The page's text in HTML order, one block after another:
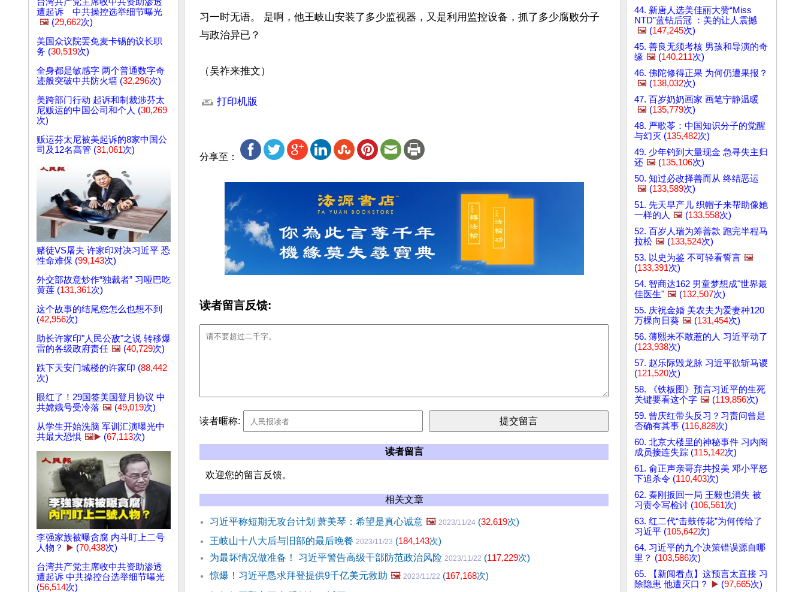
遭起诉 中共操控选举细节曝光
🖼️ (29,662次)
美国众议院罢免麦卡锡的议长职
务 (30,519次)
全身都是敏感字 两个普通数字奇
迹般突破中共防火墙 (32,296次)
美跨部门行动 起诉和制裁涉芬太
尼贩运的中国公司和个人 (30,269
次)
贩运芬太尼被美起诉的8家中国公
司及12名高管 (31,061次)
赌徒VS屠夫 许家印对决习近平 恐
性命难保 (99,143次)
外交部故意炒作“独裁者” 习哑巴吃
黄莲 (131,361次)
这个故事的结尾您怎么也想不到
(42,956次)
助长许家印"人民公敌"之说 转移爆
雷的各级政府责任 🖼️ (40,729次)
跌下天安门城楼的许家印 (88,442
次)
眼红了！29国签美国登月协议 中
共嫦娥号受冷落 🖼️ (49,019次)
从学生开始洗脑 军训汇演曝光中
共最大恐惧 🖼️▶️ (67,113次)
李强家族被曝贪腐 内斗盯上二号
人物？
▶️ (70,438次)
台湾共产党主席收中共资助渗透
遭起诉 中共操控台选举细节曝光
(56,514次)
习一时无语。 是啊，他王岐山安装了多少监视器，又是利用监控设备，抓了多少腐败分子
与政治异已？
（吴祚来推文）
打印机版
分享至：
读者留言反馈:
读者暱称:
读者留言
欢迎您的留言反馈。
相关文章
习近平称短期无攻台计划 萧美琴：希望是真心诚意 🖼️ 2023/11/24 (32,619次)
王岐山十八大后与旧部的最后晚餐 2023/11/23 (184,143次)
为最坏情况做准备！ 习近平警告高级干部防范政治风险 2023/11/22 (117,229次)
惊爆！习近平恳求拜登提供9千亿美元救助 🖼️ 2023/11/22 (167,168次)
44. 新唐人选美佳丽大赞“Miss
NTD”蓝钻后冠 ：美的让人震撼
🖼️ (147,245次)
45. 善良无须考核 男孩和导演的奇
缘 🖼️ (140,211次)
46. 佛陀修得正果 为何仍遭果报？
🖼️ (138,032次)
47. 百岁奶奶画家 画笔宁静温暖
🖼️ (135,779次)
48. 严歌苓：中国知识分子的觉醒
与幻灭 (135,482次)
49. 少年钓到大量现金 急寻失主归
还 🖼️ (135,106次)
50. 知过必改择善而从 终结恶运
🖼️ (133,589次)
51. 先天早产儿 织帽子来帮助像她
一样的人 🖼️ (133,558次)
52. 百岁人瑞为筹善款 跑完半程马
拉松 🖼️ (133,524次)
53. 以史为鉴 不可轻看誓言 🖼️
(133,391次)
54. 智商达162 男童梦想成"世界最
佳医生" 🖼️ (132,507次)
55. 庆祝金婚 美农夫为爱妻种120
万棵向日葵 🖼️ (131,454次)
56. 薄熙来不敢惹的人 习近平动了
(123,938次)
57. 赵乐际毁龙脉 习近平欲斩马谡
(121,520次)
58. 《铁板图》预言习近平的生死
关键要看这个字 🖼️ (119,856次)
59. 曾庆红带头反习？习责问曾是
否确有其事 (116,828次)
60. 北京大楼里的神秘事件 习内阁
成员接连失踪 (115,142次)
61. 俞正声亲哥弃共投美 邓小平怒
下追杀令 (110,403次)
62. 秦刚扳回一局 王毅也消失 被
习责令写检讨 (106,561次)
63. 红二代“击鼓传花”为何传给了
习近平 (105,642次)
64. 习近平的九个决策错误源自哪
里？ (103,586次)
65. 【新闻看点】这预言太直接 习
除隐患 他遭灭口？ ▶️ (97,665次)